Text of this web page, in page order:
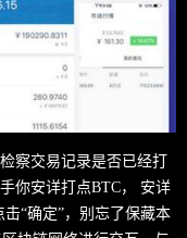
察交易记录是否已经打
你安详打点BTC， 安详
“确定”，别忘了保藏本